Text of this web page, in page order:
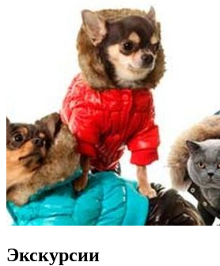
Экскурсии